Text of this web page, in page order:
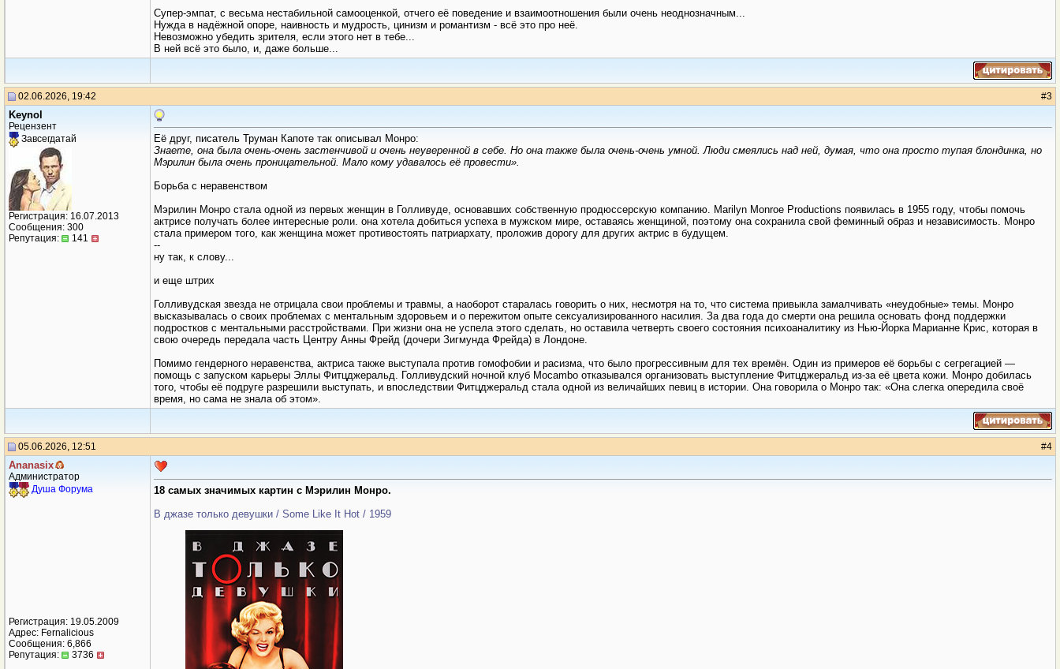
Супер-эмпат, с весьма нестабильной самооценкой, отчего её поведение и взаимоотношения были очень неоднозначным...
Нужда в надёжной опоре, наивность и мудрость, цинизм и романтизм - всё это про неё.
Невозможно убедить зрителя, если этого нет в тебе...
В ней всё это было, и, даже больше...
02.06.2026, 19:42 #3
Keynol
Рецензент
Завсегдатай
Регистрация: 16.07.2013
Сообщения: 300
Репутация:
141
Её друг, писатель Труман Капоте так описывал Монро:
Знаете, она была очень-очень застенчивой и очень неуверенной в себе. Но она также была очень-очень умной. Люди смеялись над ней, думая, что она просто тупая блондинка, но
Мэрилин была очень проницательной. Мало кому удавалось её провести».
Борьба с неравенством
Мэрилин Монро стала одной из первых женщин в Голливуде, основавших собственную продюссерскую компанию. Marilyn Monroe Productions появилась в 1955 году, чтобы помочь
актрисе получать более интересные роли. она хотела добиться успеха в мужском мире, оставаясь женщиной, поэтому она сохранила свой феминный образ и независимость. Монро
стала примером того, как женщина может противостоять патриархату, проложив дорогу для других актрис в будущем.
--
ну так, к слову...
и еще штрих
Голливудская звезда не отрицала свои проблемы и травмы, а наоборот старалась говорить о них, несмотря на то, что система привыкла замалчивать «неудобные» темы. Монро
высказывалась о своих проблемах с ментальным здоровьем и о пережитом опыте сексуализированного насилия. За два года до смерти она решила основать фонд поддержки
подростков с ментальными расстройствами. При жизни она не успела этого сделать, но оставила четверть своего состояния психоаналитику из Нью-Йорка Марианне Крис, которая в
свою очередь передала часть Центру Анны Фрейд (дочери Зигмунда Фрейда) в Лондоне.
Помимо гендерного неравенства, актриса также выступала против гомофобии и расизма, что было прогрессивным для тех времён. Один из примеров её борьбы с сегрегацией —
помощь с запуском карьеры Эллы Фитцджеральд. Голливудский ночной клуб Mocambo отказывался организовать выступление Фитцджеральд из-за её цвета кожи. Монро добилась
того, чтобы её подруге разрешили выступать, и впоследствии Фитцджеральд стала одной из величайших певиц в истории. Она говорила о Монро так: «Она слегка опередила своё
время, но сама не знала об этом».
05.06.2026, 12:51 #4
Ananasix
Администратор
Душа Форума
Регистрация: 19.05.2009
Адрес: Fernalicious
Сообщения: 6,866
Репутация:
3736
18 самых значимых картин с Мэрилин Монро.
В джазе только девушки / Some Like It Hot / 1959